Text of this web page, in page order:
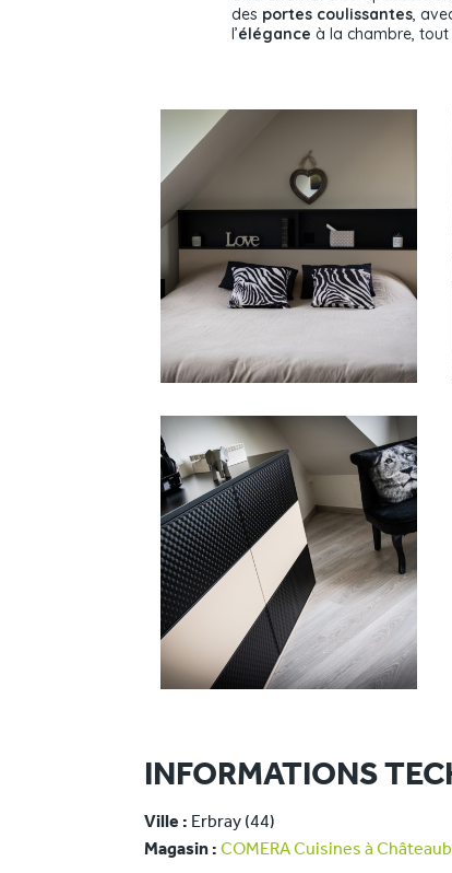
des portes coulissantes,
l’élégance à la chambre,
INFORMATIONS
Ville : Erbray (44)
Magasin : COMERA Cuisines à